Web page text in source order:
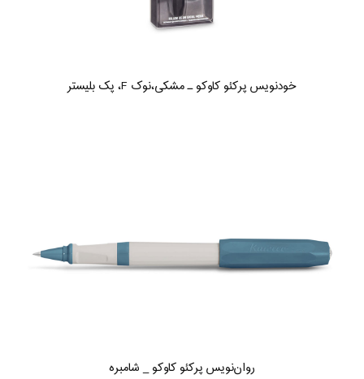
خودنویس پرکئو کاوکو ـ مشکی،نوک F، پک بلیستر
روان‌نویس پرکئو کاوکو _ شامبره